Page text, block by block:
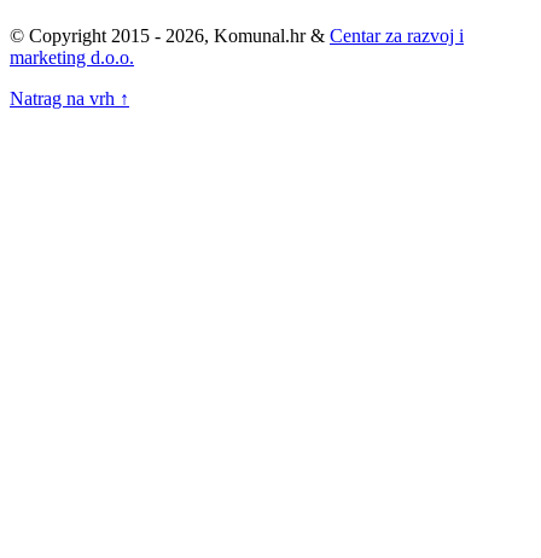
© Copyright 2015 - 2026, Komunal.hr & Centar za razvoj i
marketing d.o.o.
Natrag na vrh ↑